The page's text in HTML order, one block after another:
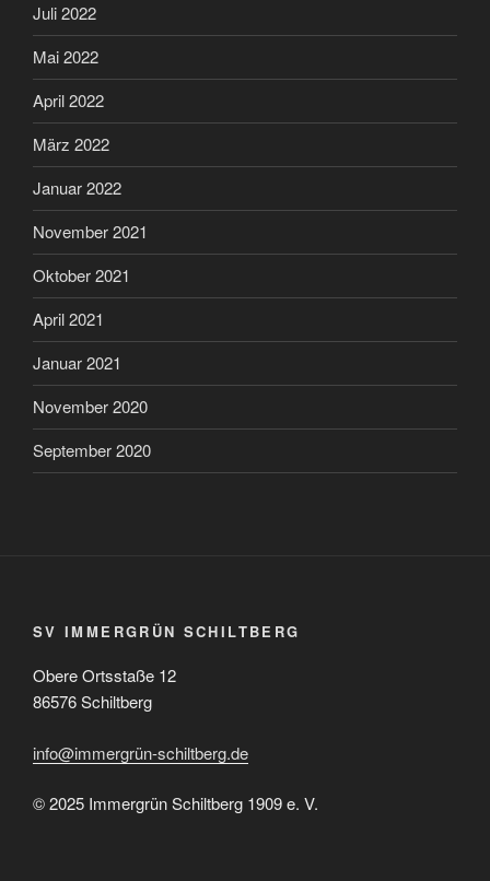
Juli 2022
Mai 2022
April 2022
März 2022
Januar 2022
November 2021
Oktober 2021
April 2021
Januar 2021
November 2020
September 2020
SV IMMERGRÜN SCHILTBERG
Obere Ortsstaße 12
86576 Schiltberg
info@immergrün-schiltberg.de
© 2025 Immergrün Schiltberg 1909 e. V.